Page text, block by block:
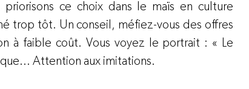
priorisons ce choix dans le maïs en culture
trop tôt. Un conseil, méfiez-vous des offres
à faible coût. Vous voyez le portrait : « Le
Attention aux imitations.